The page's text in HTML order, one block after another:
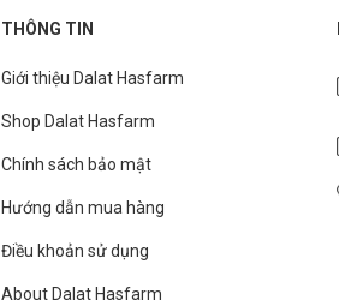
THÔNG TIN
Giới thiệu Dalat Hasfarm
Shop Dalat Hasfarm
Chính sách bảo mật
Hướng dẫn mua hàng
Điều khoản sử dụng
About Dalat Hasfarm